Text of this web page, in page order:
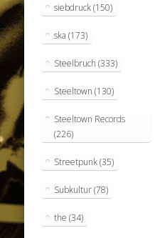
siebdruck(150)
ska (173)
Steelbruch (333)
Steeltown (130)
Steeltown Records
(226)
Streetpunk(35)
Subkultur(78)
the (34)